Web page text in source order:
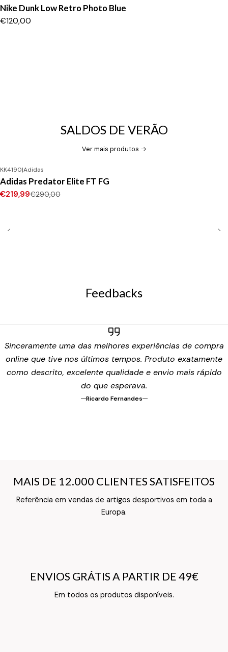
Nike Dunk Low Retro Photo Blue
€120,00
SALDOS DE VERÃO
Ver mais produtos
-24%DESCONTO
Novo
KK4190|Adidas
Adidas Predator Elite FT FG
€219,99€290,00
Feedbacks
Sinceramente uma das melhores experiências de compra
online que tive nos últimos tempos. Produto exatamente
como descrito, excelente qualidade e envio mais rápido
do que esperava.
Ricardo Fernandes
MAIS DE 12.000 CLIENTES SATISFEITOS
Referência em vendas de artigos desportivos em toda a
Europa.
MAIS DE 12.000 CLIENTES SATISFEITOS
Texto do Verso do Cartão de Informação
ENVIOS GRÁTIS A PARTIR DE 49€
Em todos os produtos disponíveis.
ENVIOS GRÁTIS A PARTIR DE 49€
Texto do Verso do Cartão de Informação